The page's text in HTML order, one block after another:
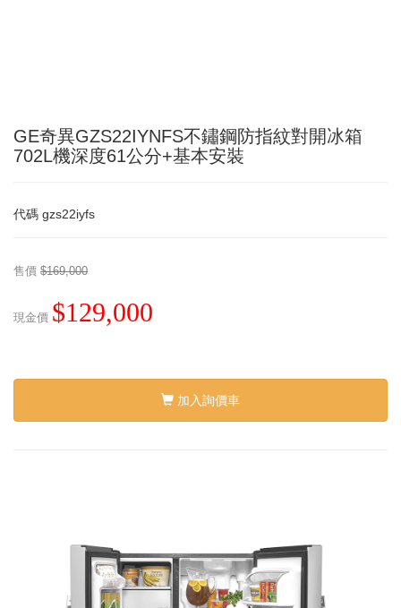
GE奇異GZS22IYNFS不鏽鋼防指紋對開冰箱
702L機深度61公分+基本安裝
代碼 gzs22iyfs
售價 $169,000
現金價 $129,000
加入詢價車